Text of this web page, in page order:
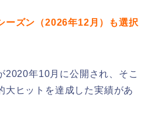
ーズン（2026年12月）も選択
2020年10月に公開され、そこ
大ヒットを達成した実績があ